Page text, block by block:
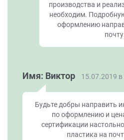
производства и
необходим.
оформлению
почту.
Имя: Виктор 15.07.2019 в
Будьте добры направить
по оформлению и
сертификации
пластика на